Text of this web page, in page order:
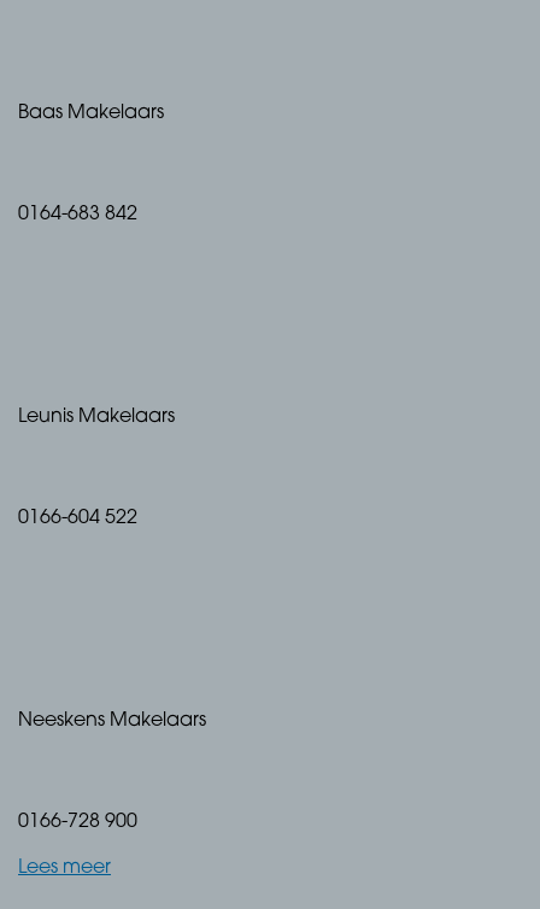
Baas Makelaars
0164-683 842
Leunis Makelaars
0166-604 522
Neeskens Makelaars
0166-728 900
Lees meer